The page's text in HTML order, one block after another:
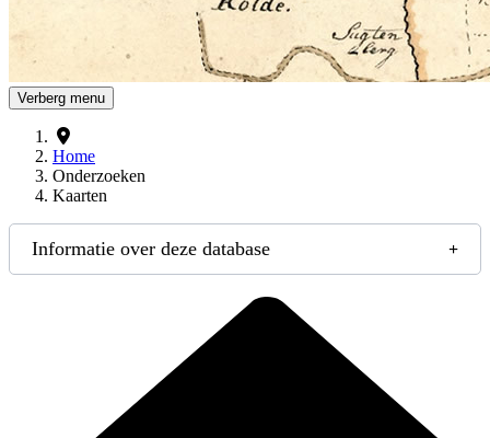
Verberg menu
Home
Onderzoeken
Kaarten
Informatie over deze database